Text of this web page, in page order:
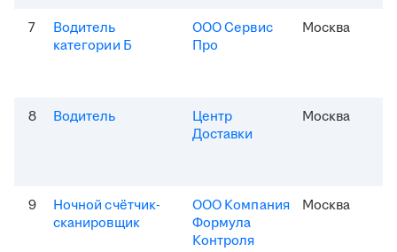
7
Водитель
категории Б
ООО Сервис
Про
Москва
8 Водитель
Центр
Доставки
Москва
9
Ночной счётчик-
сканировщик
ООО Компания
Формула
Контроля
Москва